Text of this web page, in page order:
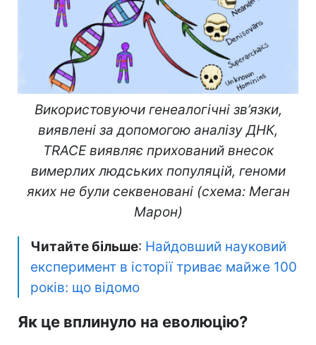
Використовуючи генеалогічні зв’язки,
виявлені за допомогою аналізу ДНК,
TRACE виявляє прихований внесок
вимерлих людських популяцій, геноми
яких не були секвеновані (схема: Меган
Марон)
Читайте більше: Найдовший науковий
експеримент в історії триває майже 100
років: що відомо
Як це вплинуло на еволюцію?